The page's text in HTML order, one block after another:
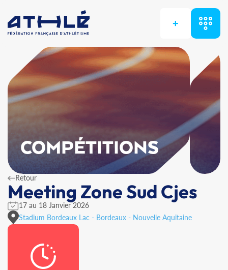
+
COMPÉTITIONS
Retour
Meeting Zone Sud Cjes
17 au 18 Janvier 2026
Stadium Bordeaux Lac - Bordeaux - Nouvelle Aquitaine